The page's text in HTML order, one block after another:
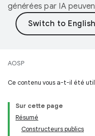
générées par IA
AOSP
Ce contenu vous a-t-il été
Sur cette page
Résumé
Constructeurs publics